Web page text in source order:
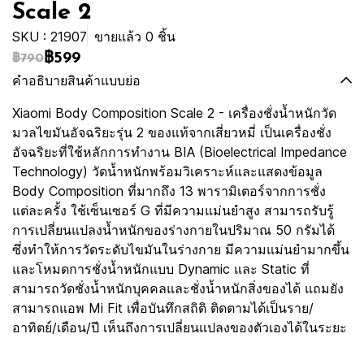
Scale 2
SKU : 21907 ขายแล้ว 0 ชิ้น
฿790฿599
คำอธิบายสินค้าแบบย่อ
Xiaomi Body Composition Scale 2 - เครื่องชั่งน้ำหนักวัด
มวลไขมันอัจฉริยะรุ่น 2 ของแท้จากเสี่ยวหมี่ เป็นเครื่องชั่ง
อัจฉริยะที่ใช้หลักการทำงาน BIA (Bioelectrical Impedance
Technology) วัดน้ำหนักพร้อมวิเคราะห์และแสดงข้อมูล
Body Composition ที่มากถึง 13 พารามิเตอร์จากการชั่ง
แต่ละครั้ง ใช้เซ็นเซอร์ G ที่มีความแม่นยำสูง สามารถรับรู้
การเปลี่ยนแปลงน้ำหนักของร่างกายในปริมาณ 50 กรัมได้
ซึ่งทำให้การวัดระดับไขมันในร่างกาย มีความแม่นยำมากขึ้น
และโหมดการชั่งน้ำหนักแบบ Dynamic และ Static ที่
สามารถวัดชั่งน้ำหนักบุคคลและชั่งน้ำหนักสิ่งของได้ แถมยัง
สามารถแอพ Mi Fit เพื่อบันทึกสถิติ ติดตามได้เป็นราย/
อาทิตย์/เดือน/ปี เห็นถึงการเปลี่ยนแปลงของตัวเองได้ในระยะ